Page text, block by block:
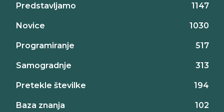
Predstavljamo 1147
Novice 1030
Programiranje 517
Samogradnje 313
Pretekle številke 194
Baza znanja 102